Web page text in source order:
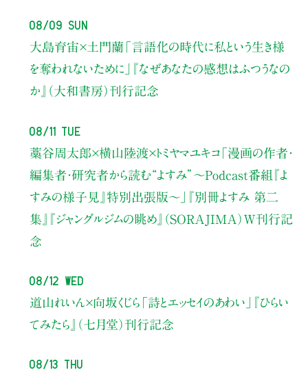
08/09 Sun
大島育宙×土門蘭 「言語化の時代に私という生き様
を奪われないために」
『なぜあなたの感想はふつうなの
か』（大和書房）刊行記念
08/11 Tue
藁谷周太郎×横山陸渡×トミヤマユキコ「漫画の作者・
編集者・研究者から読む“よすみ” 〜Podcast番組『よ
すみの様子見』特別出張版〜」
『別冊よすみ 第二
集』『ジャングルジムの眺め』（SORAJIMA）W刊行記
念
08/12 Wed
道山れいん×向坂くじら 「詩とエッセイのあわい」
『ひらい
てみたら』（七月堂）刊行記念
08/13 Thu